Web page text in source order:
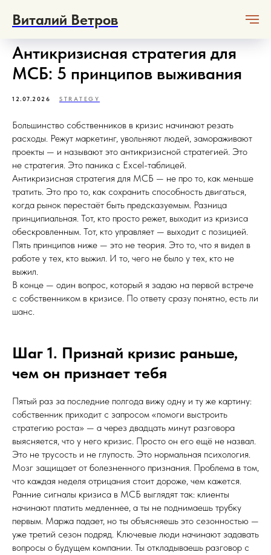
Виталий Ветров
Антикризисная стратегия для
МСБ: 5 принципов выживания
12.07.2026 STRATEGY
Большинство собственников в кризис начинают резать
расходы. Режут маркетинг, увольняют людей, замораживают
проекты — и называют это антикризисной стратегией. Это
не стратегия. Это паника с Excel-таблицей.
Антикризисная стратегия для МСБ — не про то, как меньше
тратить. Это про то, как сохранить способность двигаться,
когда рынок перестаёт быть предсказуемым. Разница
принципиальная. Тот, кто просто режет, выходит из кризиса
обескровленным. Тот, кто управляет — выходит с позицией.
Пять принципов ниже — это не теория. Это то, что я видел в
работе у тех, кто выжил. И то, чего не было у тех, кто не
выжил.
В конце — один вопрос, который я задаю на первой встрече
с собственником в кризисе. По ответу сразу понятно, есть ли
шанс.
Шаг 1. Признай кризис раньше,
чем он признает тебя
Пятый раз за последние полгода вижу одну и ту же картину:
собственник приходит с запросом «помоги выстроить
стратегию роста» — а через двадцать минут разговора
выясняется, что у него кризис. Просто он его ещё не назвал.
Это не трусость и не глупость. Это нормальная психология.
Мозг защищает от болезненного признания. Проблема в том,
что каждая неделя отрицания стоит дороже, чем кажется.
Ранние сигналы кризиса в МСБ выглядят так: клиенты
начинают платить медленнее, а ты не поднимаешь трубку
первым. Маржа падает, но ты объясняешь это сезонностью —
уже третий сезон подряд. Ключевые люди начинают задавать
вопросы о будущем компании. Ты откладываешь разговор с